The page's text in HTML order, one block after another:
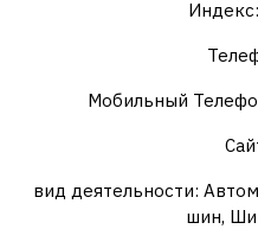
Мобильный
вид деятельности:
шин,